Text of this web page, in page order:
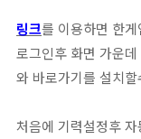
링크를 이용하면 한
로그인후 화면 가운
와 바로가기를 설치
처음에 기력설정후